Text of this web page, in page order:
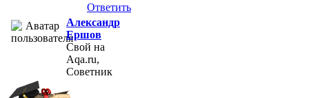
Ответить
Александр
Ершов
Свой на
Aqa.ru,
Советник